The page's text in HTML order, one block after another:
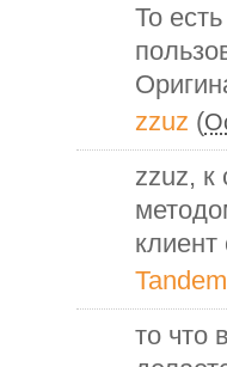
То
zzuz (
zzuz, к
то что